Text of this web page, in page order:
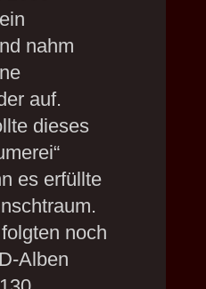
nahm
auf.
dieses
es erfüllte
noch
Alben